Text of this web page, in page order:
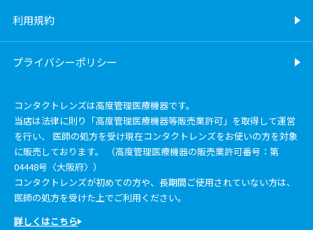
利用規約
プライバシーポリシー
コンタクトレンズは高度管理医療機器です。
当店は法律に則り「高度管理医療機器等販売業許可」を取得して運営
を行い、 医師の処方を受け現在コンタクトレンズをお使いの方を対象
に販売しております。 （高度管理医療機器の販売業許可番号：第
04448号〈大阪府〉）
コンタクトレンズが初めての方や、長期間ご使用されていない方は、
医師の処方を受けた上でご利用ください。
詳しくはこちら